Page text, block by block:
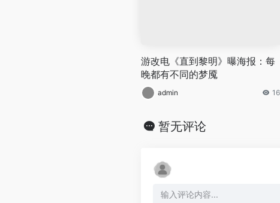
游改电《直到黎明》曝海报：每
晚都有不同的梦魇
admin 16
暂无评论